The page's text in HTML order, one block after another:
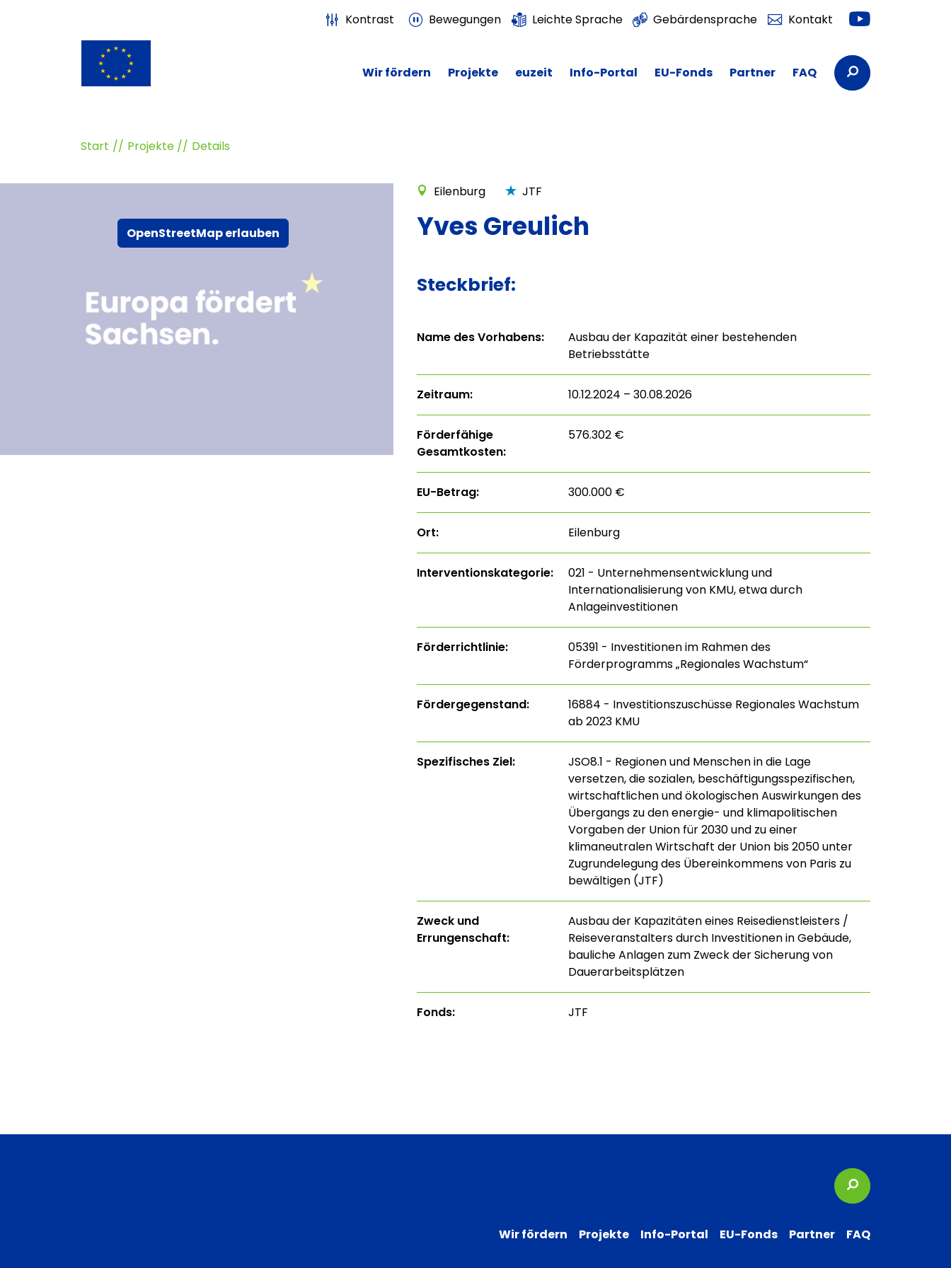
Kontrast Bewegungen Leichte Sprache Gebärdensprache Kontakt Youtube
Wir fördern Projekte euzeit Info-Portal EU-Fonds Partner FAQ Suchbegriffe
Start Projekte Details
OpenStreetMap erlauben
Eilenburg JTF
Yves Greulich
Steckbrief:
Name des Vorhabens:
Ausbau der Kapazität einer bestehenden
Betriebsstätte
Zeitraum: 10.12.2024 – 30.08.2026
Förderfähige
Gesamtkosten:
576.302 €
EU-Betrag: 300.000 €
Ort: Eilenburg
Interventions­kategorie:
021 - Unternehmensentwicklung und
Internationalisierung von KMU, etwa durch
Anlageinvestitionen
Förderrichtlinie:
05391 - Investitionen im Rahmen des
Förderprogramms „Regionales Wachstum“
Fördergegenstand:
16884 - Investitionszuschüsse Regionales Wachstum
ab 2023 KMU
Spezifisches Ziel:
JSO8.1 - Regionen und Menschen in die Lage
versetzen, die sozialen, beschäftigungsspezifischen,
wirtschaftlichen und ökologischen Auswirkungen des
Übergangs zu den energie- und klimapolitischen
Vorgaben der Union für 2030 und zu einer
klimaneutralen Wirtschaft der Union bis 2050 unter
Zugrundelegung des Übereinkommens von Paris zu
bewältigen (JTF)
Zweck und
Errungenschaft:
Ausbau der Kapazitäten eines Reisedienstleisters /
Reiseveranstalters durch Investitionen in Gebäude,
bauliche Anlagen zum Zweck der Sicherung von
Dauerarbeitsplätzen
Fonds: JTF
Suchbegriffe
Wir fördern Projekte Info-Portal EU-Fonds Partner FAQ